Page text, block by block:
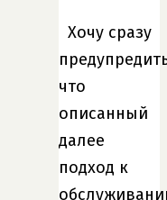
Хочу сразу
что
описанный
далее
подход к